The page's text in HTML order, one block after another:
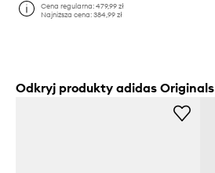
Cena regularna:479,99 zł
Najniższa cena:384,99 zł
Odkryj produkty adidas Originals